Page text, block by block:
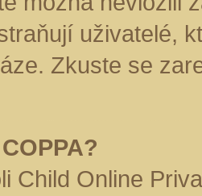
uživatelé,
Zkuste se
Child Online